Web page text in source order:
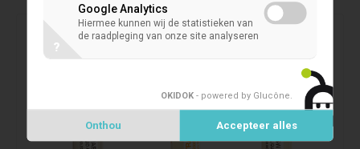
Google Analytics
Hiermee kunnen wij de statistieken van
de raadpleging van onze site analyseren
?
OKIDOK - powered by Glucône.
Onthou Accepteer alles